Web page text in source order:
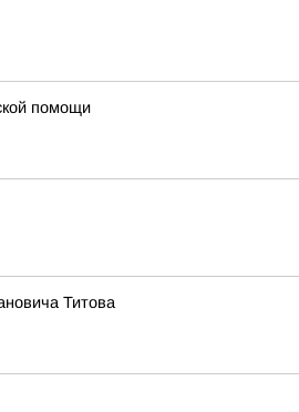
помощи
Титова